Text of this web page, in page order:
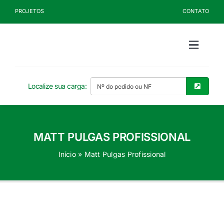
PROJETOS CONTATO
Toggle
Produtos
Documentos
Localize sua carga:
MATT PULGAS PROFISSIONAL
Início» Matt Pulgas Profissional